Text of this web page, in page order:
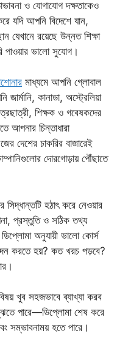
ও যোগাযোগ দক্ষতাকেও
যদি আপনি বিদেশে যান,
যেখানে রয়েছে উন্নত শিক্ষা
পাওয়ার ভালো সুযোগ।
মাধ্যমে আপনি গ্লোবাল
কানাডা, অস্ট্রেলিয়া
শিক্ষক ও গবেষকদের
আপনার চিন্তাধারা
দেশের চাকরির বাজারেই
দোরগোড়ায় পৌঁছাতে
সিদ্ধান্তটি হঠাৎ করে নেওয়ার
প্রস্তুতি ও সঠিক তথ্য
অনুযায়ী ভালো কোর্স
করতে হয়? কত খরচ পড়বে?
খুব সহজভাবে ব্যাখ্যা করব
পারে—ডিপ্লোমা শেষ করে
সম্ভাবনাময় হতে পারে।